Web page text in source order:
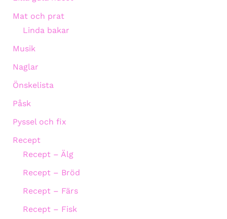
Mat och prat
Linda bakar
Musik
Naglar
Önskelista
Påsk
Pyssel och fix
Recept
Recept – Älg
Recept – Bröd
Recept – Färs
Recept – Fisk